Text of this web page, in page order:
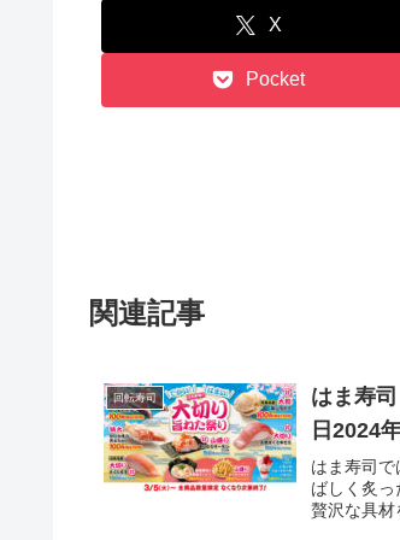
X
Pocket
関連記事
回転寿司
はま寿
日2024
はま寿司
ばしく炙っ
贅沢な具